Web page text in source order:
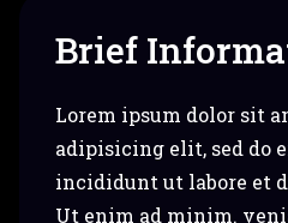
Brief
Lorem ipsum dolor sit
adipisicing elit, sed do
incididunt ut labore et
Ut enim ad minim.